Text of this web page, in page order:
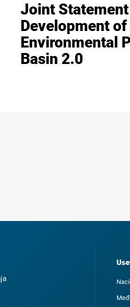
Joint
Development
Environmental
Basin 2.0